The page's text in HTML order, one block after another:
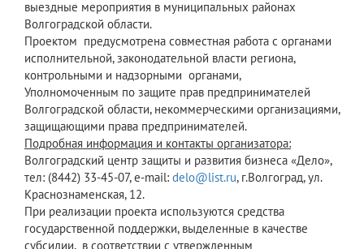
выездные мероприятия в муниципальных районах
Волгоградской области.
Проектом предусмотрена совместная работа с органами
исполнительной, законодательной власти региона,
контрольными и надзорными органами,
Уполномоченным по защите прав предпринимателей
Волгоградской области, некоммерческими организациями,
защищающими права предпринимателей.
Подробная информация и контакты организатора:
Волгоградский центр защиты и развития бизнеса «Дело»,
тел: (8442) 33-45-07, e-mail: delo@list.ru, г.Волгоград, ул.
Краснознаменская, 12.
При реализации проекта используются средства
государственной поддержки, выделенные в качестве
субсидии, в соответствии с утвержденным